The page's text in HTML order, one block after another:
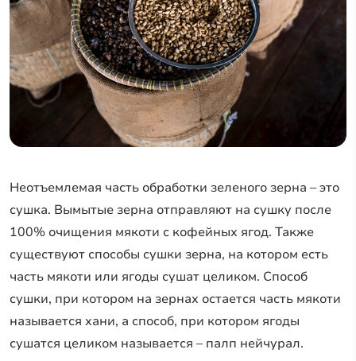
Неотъемлемая часть обработки зеленого зерна – это
сушка. Вымытые зерна отправляют на сушку после
100% очищения мякоти с кофейных ягод. Также
существуют способы сушки зерна, на котором есть
часть мякоти или ягоды сушат целиком. Способ
сушки, при котором на зернах остается часть мякоти
называется хани, а способ, при котором ягоды
сушатся целиком называется – палп нейчурал.